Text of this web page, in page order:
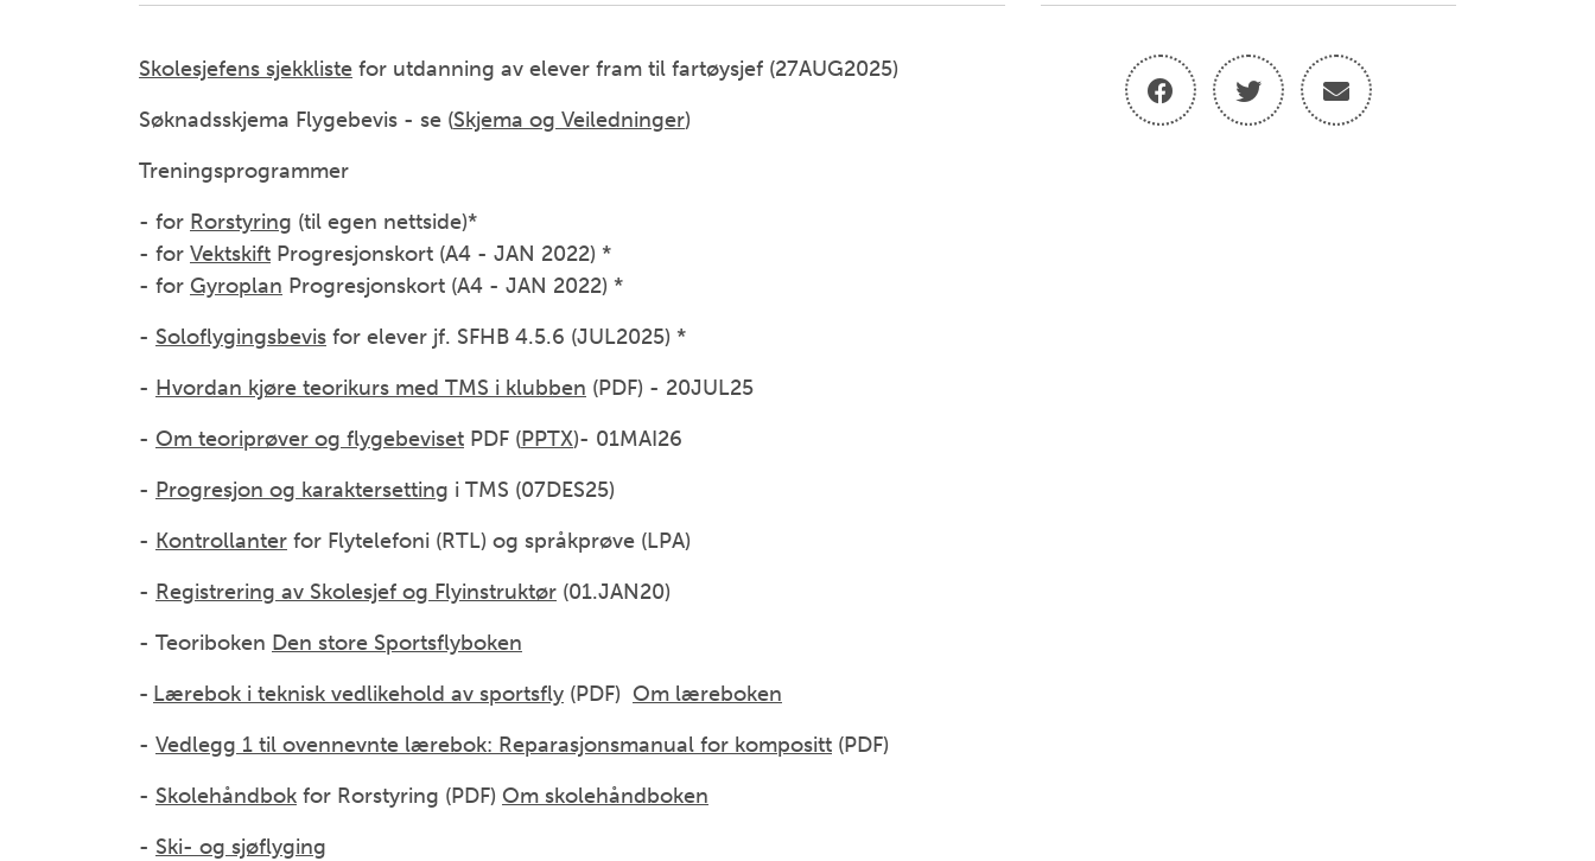
Skolesjefens sjekkliste for utdanning av elever fram til fartøysjef (27AUG2025)
Søknadsskjema Flygebevis - se (Skjema og Veiledninger)
Treningsprogrammer
- for Rorstyring (til egen nettside)*
- for Vektskift Progresjonskort (A4 - JAN 2022) *
- for Gyroplan Progresjonskort (A4 - JAN 2022) *
- Soloflygingsbevis for elever jf. SFHB 4.5.6 (JUL2025) *
- Hvordan kjøre teorikurs med TMS i klubben (PDF) - 20JUL25
- Om teoriprøver og flygebeviset PDF (PPTX)- 01MAI26
- Progresjon og karaktersetting i TMS (07DES25)
- Kontrollanter for Flytelefoni (RTL) og språkprøve (LPA)
- Registrering av Skolesjef og Flyinstruktør (01.JAN20)
- Teoriboken Den store Sportsflyboken
- Lærebok i teknisk vedlikehold av sportsfly (PDF) Om læreboken
- Vedlegg 1 til ovennevnte lærebok: Reparasjonsmanual for kompositt (PDF)
- Skolehåndbok for Rorstyring (PDF) Om skolehåndboken
- Ski- og sjøflyging